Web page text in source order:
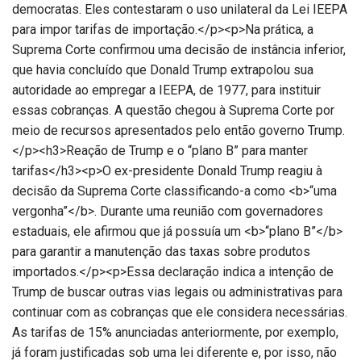
democratas. Eles contestaram o uso unilateral da Lei IEEPA
para impor tarifas de importação.</p><p>Na prática, a
Suprema Corte confirmou uma decisão de instância inferior,
que havia concluído que Donald Trump extrapolou sua
autoridade ao empregar a IEEPA, de 1977, para instituir
essas cobranças. A questão chegou à Suprema Corte por
meio de recursos apresentados pelo então governo Trump.
</p><h3>Reação de Trump e o “plano B” para manter
tarifas</h3><p>O ex-presidente Donald Trump reagiu à
decisão da Suprema Corte classificando-a como <b>“uma
vergonha”</b>. Durante uma reunião com governadores
estaduais, ele afirmou que já possuía um <b>“plano B”</b>
para garantir a manutenção das taxas sobre produtos
importados.</p><p>Essa declaração indica a intenção de
Trump de buscar outras vias legais ou administrativas para
continuar com as cobranças que ele considera necessárias.
As tarifas de 15% anunciadas anteriormente, por exemplo,
já foram justificadas sob uma lei diferente e, por isso, não